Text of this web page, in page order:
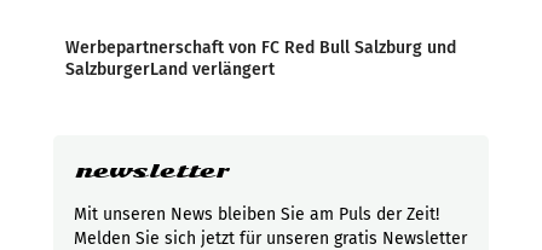
Werbepartnerschaft von FC Red Bull Salzburg und
SalzburgerLand verlängert
newsletter
Mit unseren News bleiben Sie am Puls der Zeit!
Melden Sie sich jetzt für unseren gratis Newsletter